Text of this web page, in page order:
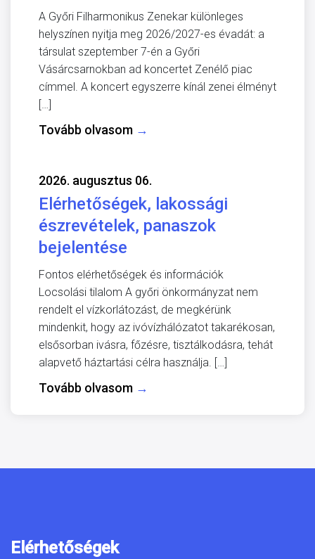
A Győri Filharmonikus Zenekar különleges
helyszínen nyitja meg 2026/2027-es évadát: a
társulat szeptember 7-én a Győri
Vásárcsarnokban ad koncertet Zenélő piac
címmel. A koncert egyszerre kínál zenei élményt
[…]
Tovább olvasom →
2026. augusztus 06.
Elérhetőségek, lakossági
észrevételek, panaszok
bejelentése
Fontos elérhetőségek és információk
Locsolási tilalom A győri önkormányzat nem
rendelt el vízkorlátozást, de megkérünk
mindenkit, hogy az ivóvízhálózatot takarékosan,
elsősorban ivásra, főzésre, tisztálkodásra, tehát
alapvető háztartási célra használja. […]
Tovább olvasom →
Elérhetőségek